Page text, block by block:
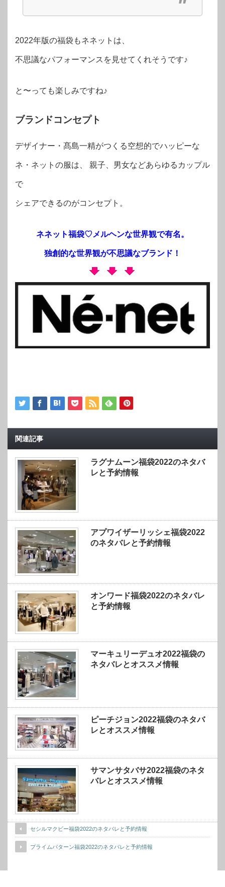
2022年版の福袋もネネットは、
不思議なパフォーマンスを見せてくれそうです♪
と〜っても楽しみですね♪
ブランドコンセプト
デザイナー・髙島一精がつくる空想的でハッピーな
ネ・ネットの服は、 親子、男女などあらゆるカップル
で
シェアできるのがコンセプト。
ネネット福袋♡メルヘンな世界観で有名。
独創的な世界観が不思議なブランド！
関連記事
ラグナムーン福袋2022のネタバ
レと予約情報
アプワイザーリッシェ福袋2022
のネタバレと予約情報
オンワード福袋2022のネタバレ
と予約情報
マーキュリーデュオ2022福袋の
ネタバレとオススメ情報
ピーチジョン2022福袋のネタバ
レとオススメ情報
サマンサタバサ2022福袋のネタ
バレとオススメ情報
セシルマクビー福袋2022のネタバレと予約情報
プライムパターン福袋2022のネタバレと予約情報